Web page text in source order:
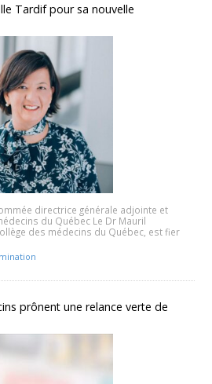
Tardif pour sa nouvelle
directrice générale adjointe et
du Québec Le Dr Mauril
des médecins du Québec, est fier
prônent une relance verte de